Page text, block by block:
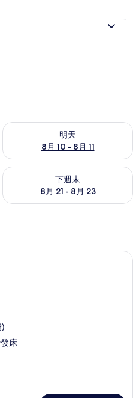
況
明天
8月 10 - 8月 11
查看明天 (8月 10 - 8月 11) 的
情況
下週末
8月 21 - 8月 23
查看下週末 (8月 21 - 8月 23)
床